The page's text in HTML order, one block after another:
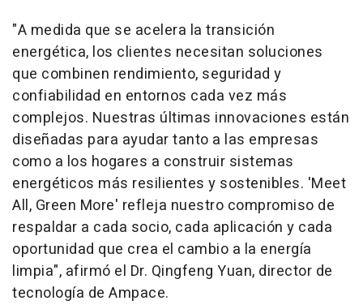
"A medida que se acelera la transición
energética, los clientes necesitan soluciones
que combinen rendimiento, seguridad y
confiabilidad en entornos cada vez más
complejos. Nuestras últimas innovaciones están
diseñadas para ayudar tanto a las empresas
como a los hogares a construir sistemas
energéticos más resilientes y sostenibles. 'Meet
All, Green More' refleja nuestro compromiso de
respaldar a cada socio, cada aplicación y cada
oportunidad que crea el cambio a la energía
limpia", afirmó el Dr. Qingfeng Yuan, director de
tecnología de Ampace.